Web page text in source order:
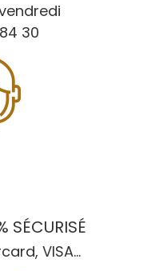
30
SÉCURISÉ
VISA...